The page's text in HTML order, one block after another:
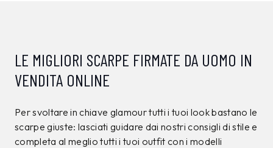
LE MIGLIORI SCARPE FIRMATE DA UOMO IN
VENDITA ONLINE
Per svoltare in chiave glamour tutti i tuoi look bastano le
scarpe giuste: lasciati guidare dai nostri consigli di stile e
completa al meglio tutti i tuoi outfit con i modelli